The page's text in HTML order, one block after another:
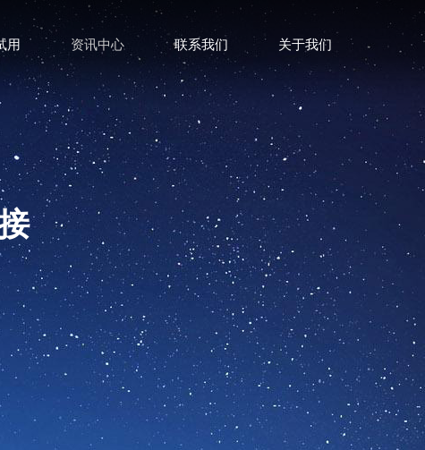
用 资讯中心 联系我们 关于我们